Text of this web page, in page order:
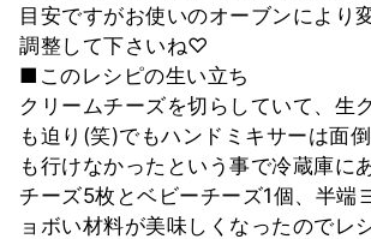
目安ですがお使いのオーブンにより
調整して下さいね♡
■このレシピの生い立ち
クリームチーズを切らしていて、生
も迫り(笑)でもハンドミキサーは面
も行けなかったという事で冷蔵庫に
チーズ5枚とベビーチーズ1個、半端
ョボい材料が美味しくなったのでレ